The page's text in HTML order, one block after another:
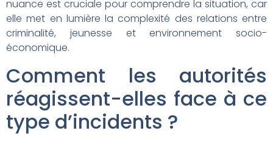
nuance est cruciale pour comprendre la situation, car
elle met en lumière la complexité des relations entre
criminalité, jeunesse et environnement socio-
économique.
Comment les autorités
réagissent-elles face à ce
type d’incidents ?